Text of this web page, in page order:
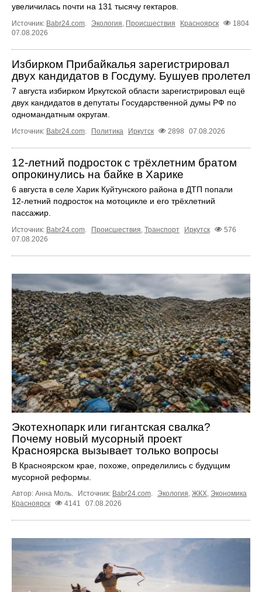
увеличилась почти на 131 тысячу гектаров.
Источник: Babr24.com. Экология, Происшествия Красноярск
1804
07.08.2026
Избирком Прибайкалья зарегистрировал
двух кандидатов в Госдуму. Бушуев пролетел
7 августа избирком Иркутской области зарегистрировал ещё
двух кандидатов в депутаты Государственной думы РФ по
одномандатным округам.
Источник: Babr24.com. Политика Иркутск 2898 07.08.2026
12‑летний подросток с трёхлетним братом
опрокинулись на байке в Харике
6 августа в селе Харик Куйтунского района в ДТП попали
12‑летний подросток на мотоцикле и его трёхлетний
пассажир.
Источник: Babr24.com. Происшествия, Транспорт Иркутск
576
07.08.2026
Экотехнопарк или гигантская свалка?
Почему новый мусорный проект
Красноярска вызывает только вопросы
В Красноярском крае, похоже, определились с будущим
мусорной реформы.
Автор: Анна Моль. Источник: Babr24.com Экология ЖКХ Экономика
Красноярск
4141 07.08.2026